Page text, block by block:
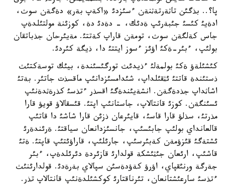
پا؟.. بذگئن تاثةرتةثنةن ءسئزدئ «اكةپ بةر» دةگةن سوث،
ادةيئ كئسئ جئبةرئپ ةدئك، - دةدئ دة، كوزئنة مولتئلدةپ
جاس كةلگةن سوث، تومةن قاراپ كةتتئ. مةيئرحان جذباتقان
بولئپ، ءبئر-ةكئ اؤئز ءسوز ايتتئ دا، ذيگة كئردئ.
كئشئلةؤ ةكئ بولمةلئ ءذيدئث تورگئسئندة، بيئك توسةكتئث
ذستئندة قاتتئ ئثقئلداپ، شئدامسئزدانئپ ماقسذت جاتئر. بةتئ
اشاثداپ جذدةگةن. انشةيئندةگئ اقسذر ءتذسئ كذرةثدةنئپ
ئسئنگةن. كوزئ قانتالاپ، جاستانئپ اپتئ. قئسقالاؤ قويؤ قارا
مذرتئ، سذلؤ قارا قاسئ، قايئرعان ذزئن قارا شاشئ دا قاتئپ
قالعانداي بولئپ جابئسئپ، جانسئزدانعان سياقتئ. ةرئندةرئ
ئشتةگئ قئزؤمةن كةبئرسئپ، جارئلئپ، قاراؤئتئپ قاپتئ. ةتئ
قاشئپ، ارئعان جئثئشكة قولدارئ قازئردة دئرئلدةپ، ءبئر
جةرگة ورنئقپاي، اؤرؤ كةؤدةسئن سپالاي بةرةدئ. قولدارئنئث
ءتذسئ سارعئشتانعان، تئرناقتارئ كوكشئلدةنئپ قانتالاپ تذر.